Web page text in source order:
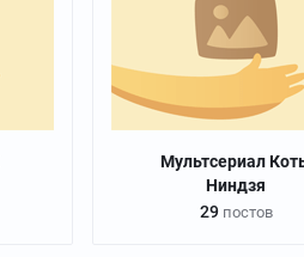
Мультсериал
Ниндзя
29постов